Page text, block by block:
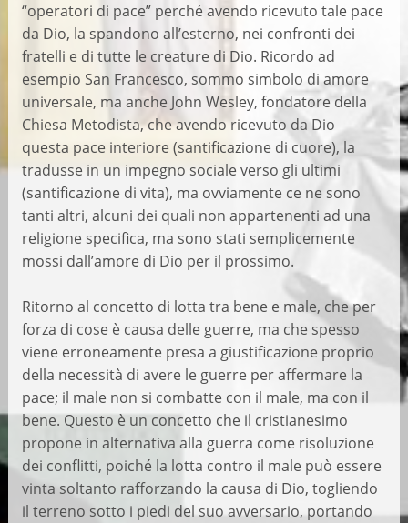
“operatori di pace” perché avendo ricevuto tale pace
da Dio, la spandono all’esterno, nei confronti dei
fratelli e di tutte le creature di Dio. Ricordo ad
esempio San Francesco, sommo simbolo di amore
universale, ma anche John Wesley, fondatore della
Chiesa Metodista, che avendo ricevuto da Dio
questa pace interiore (santificazione di cuore), la
tradusse in un impegno sociale verso gli ultimi
(santificazione di vita), ma ovviamente ce ne sono
tanti altri, alcuni dei quali non appartenenti ad una
religione specifica, ma sono stati semplicemente
mossi dall’amore di Dio per il prossimo.
Ritorno al concetto di lotta tra bene e male, che per
forza di cose è causa delle guerre, ma che spesso
viene erroneamente presa a giustificazione proprio
della necessità di avere le guerre per affermare la
pace; il male non si combatte con il male, ma con il
bene. Questo è un concetto che il cristianesimo
propone in alternativa alla guerra come risoluzione
dei conflitti, poiché la lotta contro il male può essere
vinta soltanto rafforzando la causa di Dio, togliendo
il terreno sotto i piedi del suo avversario, portando